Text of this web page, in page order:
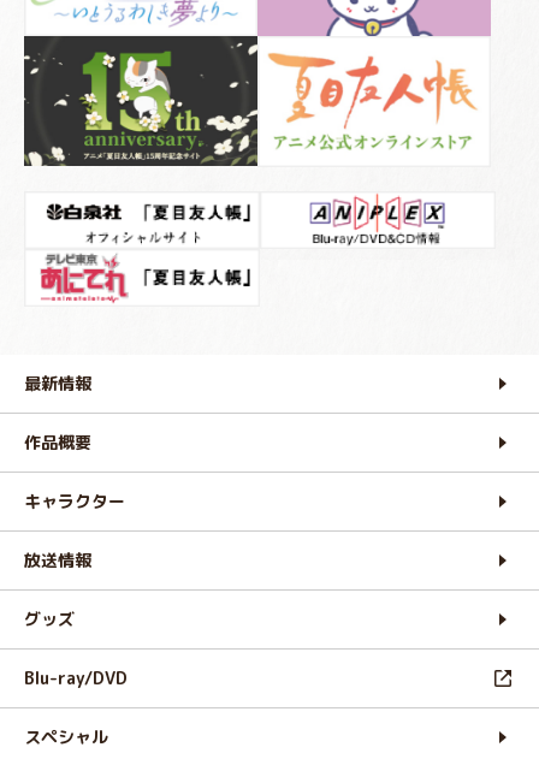
最新情報
作品概要
キャラクター
放送情報
グッズ
Blu-ray/DVD
スペシャル